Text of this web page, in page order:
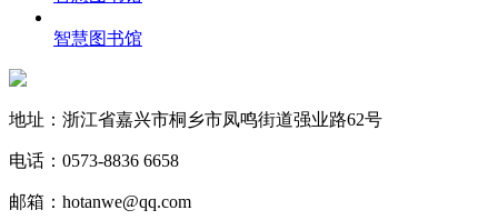
智慧图书馆
地址：浙江省嘉兴市桐乡市凤鸣街道强业路62号
电话：0573-8836 6658
邮箱：hotanwe@qq.com